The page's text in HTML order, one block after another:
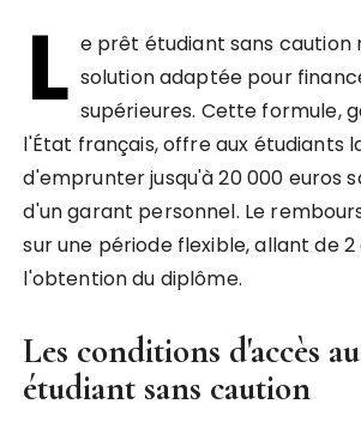
L e prêt étudiant sans caution
solution adaptée pour
supérieures. Cette formule,
l'État français, offre aux étudiants
d'emprunter jusqu'à 20 000 euros
d'un garant personnel. Le
sur une période flexible, allant de 2
l'obtention du diplôme.
Les conditions d'accès
étudiant sans caution